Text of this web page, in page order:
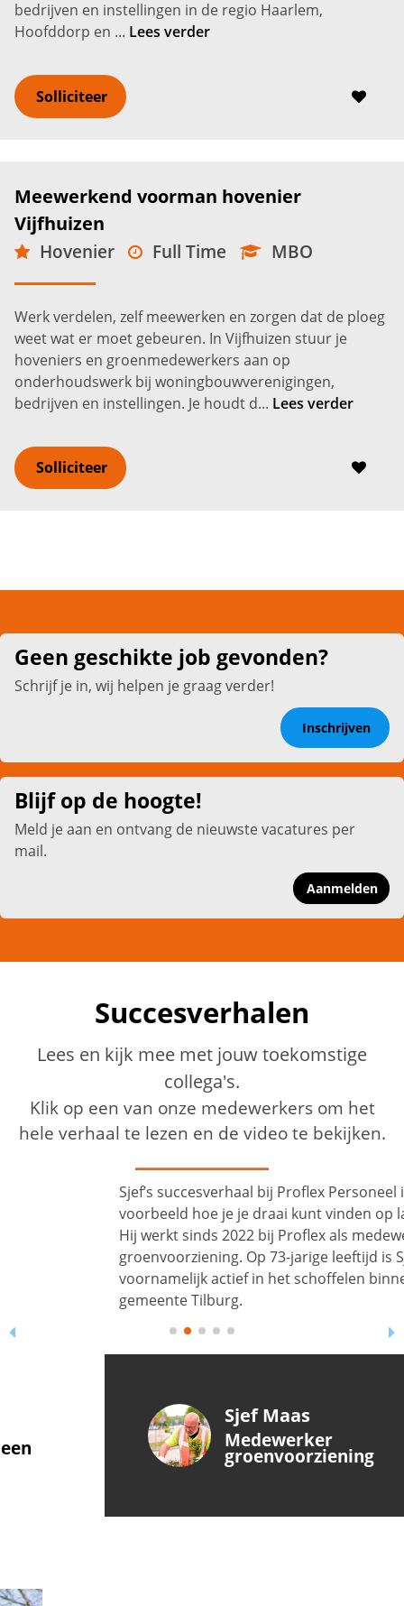
bedrijven en instellingen in de regio Haarlem,
Hoofddorp en ... Lees verder
Solliciteer
Meewerkend voorman hovenier
Vijfhuizen
Hovenier Full Time
MBO
Vijfhuizen
Werk verdelen, zelf meewerken en zorgen dat de ploeg
weet wat er moet gebeuren. In Vijfhuizen stuur je
hoveniers en groenmedewerkers aan op
onderhoudswerk bij woningbouwverenigingen,
bedrijven en instellingen. Je houdt d... Lees verder
Solliciteer
Geen geschikte job gevonden?
Schrijf je in, wij helpen je graag verder!
Inschrijven
Blijf op de hoogte!
Meld je aan en ontvang de nieuwste vacatures per
mail.
Aanmelden
Succesverhalen
Lees en kijk mee met jouw toekomstige
collega's.
Klik op een van onze medewerkers om het
hele verhaal te lezen en de video te bekijken.
Sjef’s succesverhaal bij Proflex Personeel is een mooi
voorbeeld hoe je je draai kunt vinden op latere leeftijd.
Hij werkt sinds 2022 bij Proflex als medewerker
groenvoorziening. Op 73-jarige leeftijd is Sjef
voornamelijk actief in het schoffelen binnen de
gemeente Tilburg.
Sjef Maas
Medewerker
groenvoorziening